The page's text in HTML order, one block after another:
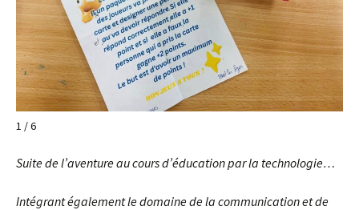
1 / 6
Suite de l’aventure au cours d’éducation par la technologie…
Intégrant également le domaine de la communication et de